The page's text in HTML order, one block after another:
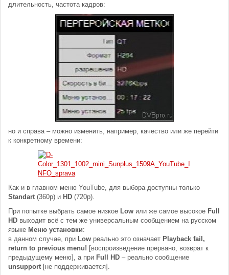
длительность, частота кадров:
но и справа – можно изменить, например, качество или же перейти
к конкретному времени:
Как и в главном меню YouTube, для выбора доступны только
Standart (360p) и HD (720p).
При попытке выбрать самое низкое Low или же самое высокое Full
HD выходит всё с тем же универсальным сообщением на русском
языке Меню установки:
в данном случае, при Low реально это означает Playback fail,
return to previous menu! [воспроизведение прервано, возврат к
предыдущему меню], а при Full HD – реально сообщение
unsupport [не поддерживается].